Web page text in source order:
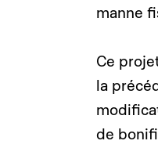
manne
Ce
la
de